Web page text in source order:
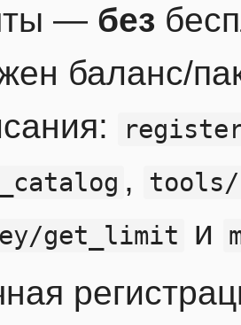
— без
баланс/
,
get_limit
и